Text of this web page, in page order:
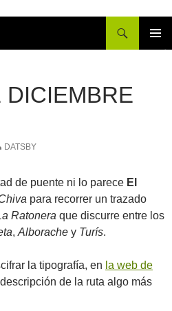
DICIEMBRE
DATSBY
de puente ni lo parece El
para recorrer un trazado
Ratonera que discurre entre los
, Alborache y Turís.
la tipografía, en la web de
de la ruta algo más